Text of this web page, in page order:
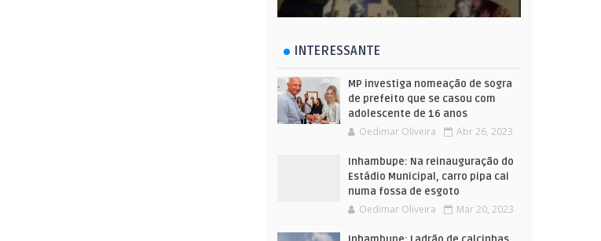
INTERESSANTE
MP investiga nomeação de sogra
de prefeito que se casou com
adolescente de 16 anos
Oedimar Oliveira Abr 26, 2023
Inhambupe: Na reinauguração do
Estádio Municipal, carro pipa cai
numa fossa de esgoto
Oedimar Oliveira Mar 20, 2023